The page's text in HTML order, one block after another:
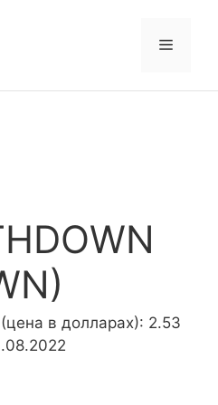
Меню
в долларах): 2.53